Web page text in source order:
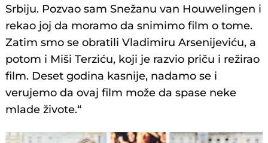
Srbiju. Pozvao sam Snežanu van Houwelingen i
rekao joj da moramo da snimimo film o tome.
Zatim smo se obratili Vladimiru Arsenijeviću, a
potom i Miši Terziću, koji je razvio priču i režirao
film. Deset godina kasnije, nadamo se i
verujemo da ovaj film može da spase neke
mlade živote.“